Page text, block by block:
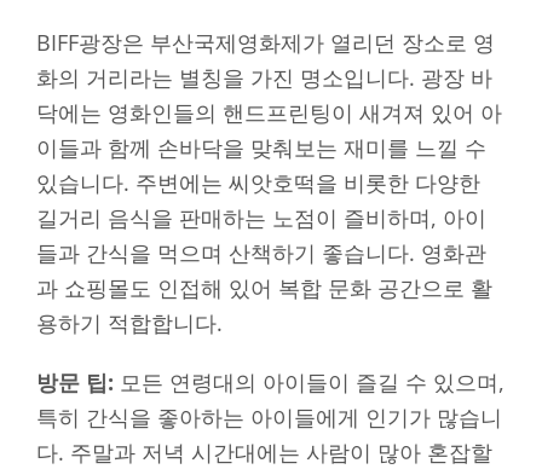
BIFF광장은 부산국제영화제가 열리던 장소로 영
화의 거리라는 별칭을 가진 명소입니다. 광장 바
닥에는 영화인들의 핸드프린팅이 새겨져 있어 아
이들과 함께 손바닥을 맞춰보는 재미를 느낄 수
있습니다. 주변에는 씨앗호떡을 비롯한 다양한
길거리 음식을 판매하는 노점이 즐비하며, 아이
들과 간식을 먹으며 산책하기 좋습니다. 영화관
과 쇼핑몰도 인접해 있어 복합 문화 공간으로 활
용하기 적합합니다.
방문 팁: 모든 연령대의 아이들이 즐길 수 있으며,
특히 간식을 좋아하는 아이들에게 인기가 많습니
다. 주말과 저녁 시간대에는 사람이 많아 혼잡할